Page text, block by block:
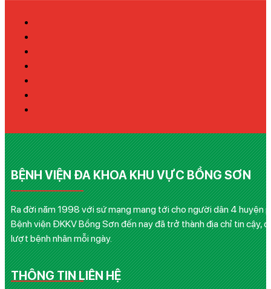
BỆNH VIỆN ĐA KHOA KHU VỰC BỒNG SƠN
Ra đời năm 1998 với sứ mạng mang tới cho người dân 4 huyện
Bệnh viện ĐKKV Bồng Sơn đến nay đã trở thành địa chỉ tin cậy,
lượt bệnh nhân mỗi ngày.
THÔNG TIN LIÊN HỆ